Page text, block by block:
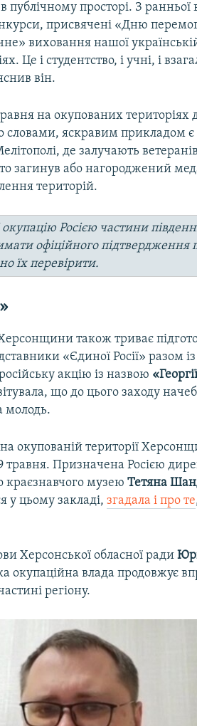
публічному просторі. З ранньої
присвячені «Дню
виховання нашої
Це і студентство, і учні, і
він.
на окупованих територіях
словами, яскравим прикладом є
де залучають
загинув або нагороджений
територій.
окупацію Росією частини
офіційного підтвердження
їх перевірити.
також триває
«Єдиної Росії» разом
акцію із назвою
що до цього заходу
молодь.
окупованій території
травня. Призначена Росією
краєзнавчого музеюТетяна
у цьому закладі,згадала і про те
Херсонської обласної ради
окупаційна влада продовжує
регіону.